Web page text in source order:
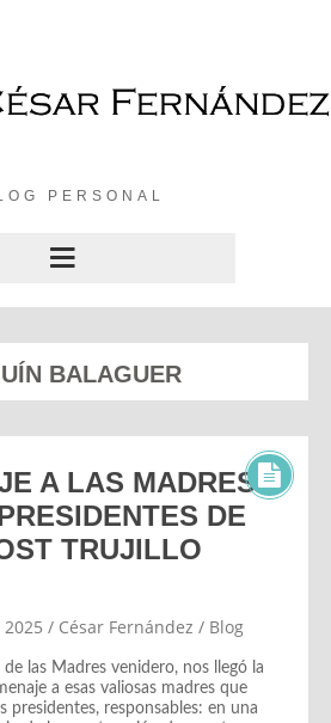
PERSONAL
BALAGUER
A LAS MADRES
DE
TRUJILLO
/ César Fernández / Blog
las Madres venidero, nos llegó la
a esas valiosas madres que
presidentes, responsables: en una